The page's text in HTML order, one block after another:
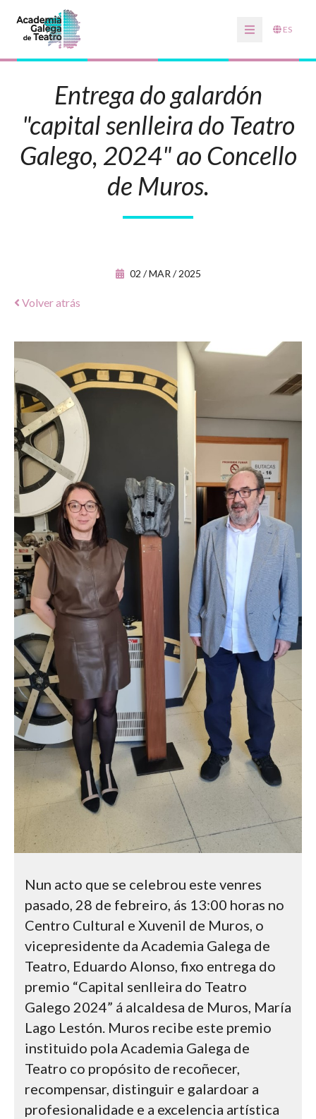
ES
Entrega do galardón
"capital senlleira do Teatro
Galego, 2024" ao Concello
de Muros.
02 / MAR / 2025
Volver atrás
Nun acto que se celebrou este venres
pasado, 28 de febreiro, ás 13:00 horas no
Centro Cultural e Xuvenil de Muros, o
vicepresidente da Academia Galega de
Teatro, Eduardo Alonso, fixo entrega do
premio “Capital senlleira do Teatro
Galego 2024” á alcaldesa de Muros, María
Lago Lestón. Muros recibe este premio
instituido pola Academia Galega de
Teatro co propósito de recoñecer,
recompensar, distinguir e galardoar a
profesionalidade e a excelencia artística